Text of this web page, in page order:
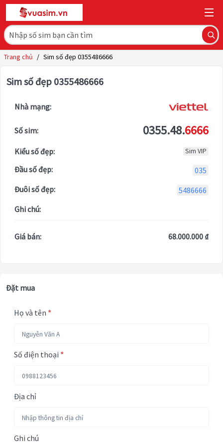
Trang chủ / Sim số đẹp 0355486666
Sim số đẹp 0355486666
Nhà mạng:
Số sim: 0355.48.6666
Kiểu số đẹp: Sim VIP
Đầu số đẹp:
035
Đuôi số đẹp:
5486666
Ghi chú:
Giá bán: 68.000.000 ₫
Đặt mua
Họ và tên *
Số điện thoại *
Địa chỉ
Ghi chú